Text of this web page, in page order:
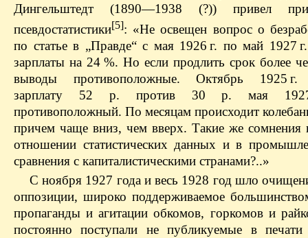
Дингельштедт (1890—1938 (?)) привел
псевдостатистики[5]: «Не освещен вопрос о
по статье в „Правде“ с мая 1926 г. по май 1927
зарплаты на 24 %. Но если продлить срок более
выводы противоположные. Октябрь 1925 г.
зарплату 52 р. против 30 р. мая
противоположный. По месяцам происходит
причем чаще вниз, чем вверх. Такие же сомнения
отношении статистических данных и в
сравнения с капиталистическими странами?..»
С ноября 1927 года и весь 1928 год шло
оппозиции, широко поддерживаемое
пропаганды и агитации обкомов, горкомов и
постоянно поступали не публикуемые в